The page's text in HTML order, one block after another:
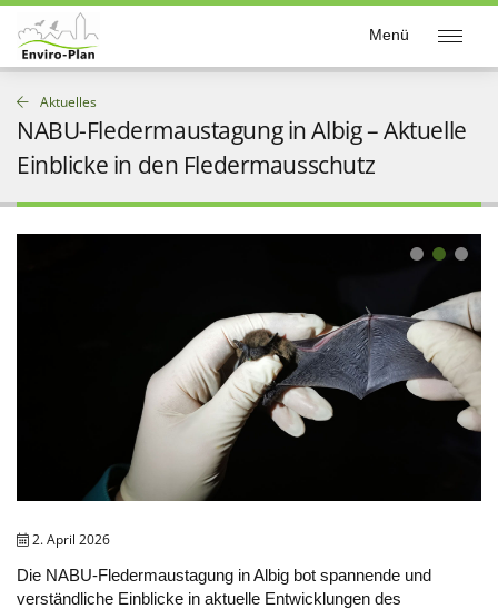
Menü
Aktuelles
NABU-Fledermaustagung in Albig – Aktuelle
Einblicke in den Fledermausschutz
2. April 2026
Die NABU-Fledermaustagung in Albig bot spannende und
verständliche Einblicke in aktuelle Entwicklungen des